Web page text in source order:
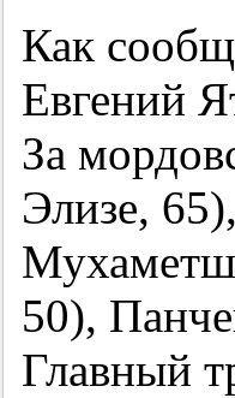
Как
Евгений
За
Элизе,
50),
Главный